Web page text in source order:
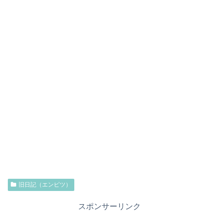
旧日記（エンピツ）
スポンサーリンク